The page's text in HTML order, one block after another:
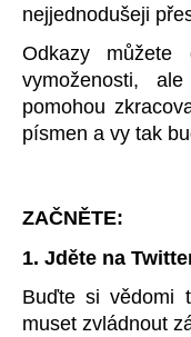
nejjednodušeji
Odkazy
vymoženosti,
pomohou
písmen a vy tak
ZAČNĚTE:
1. Jděte na
Buďte si vědomi
muset zvládnout